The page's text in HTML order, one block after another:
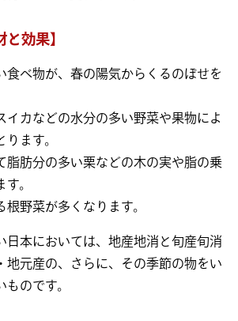
と効果】
食べ物が、春の陽気からくるのぼせを
イカなどの水分の多い野菜や果物によ
ます。
脂肪分の多い栗などの木の実や脂の乗
。
野菜が多くなります。
本においては、地産地消と旬産旬消
地元産の、さらに、その季節の物をい
のです。